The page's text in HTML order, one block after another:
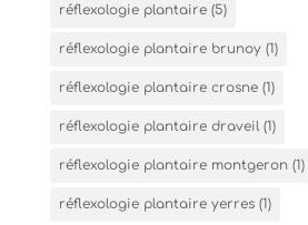
réflexologie plantaire(5)
réflexologie plantaire brunoy(1)
réflexologie plantaire crosne(1)
réflexologie plantaire draveil (1)
réflexologie plantaire montgeron(1)
réflexologie plantaire yerres(1)